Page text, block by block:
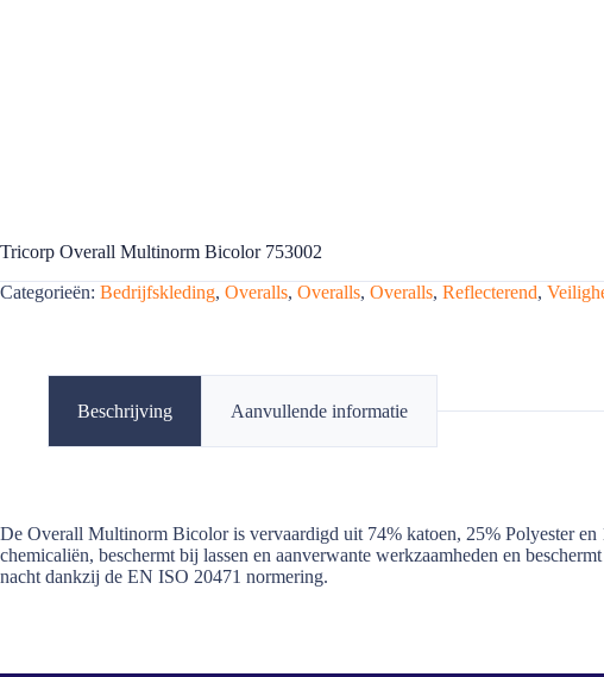
Tricorp Overall Multinorm Bicolor 753002
Categorieën: Bedrijfskleding, Overalls, Overalls, Overalls, Reflecterend,
Beschrijving Aanvullende informatie
De Overall Multinorm Bicolor is vervaardigd uit 74% katoen, 25% Polyester en
chemicaliën, beschermt bij lassen en aanverwante werkzaamheden en
nacht dankzij de EN ISO 20471 normering.